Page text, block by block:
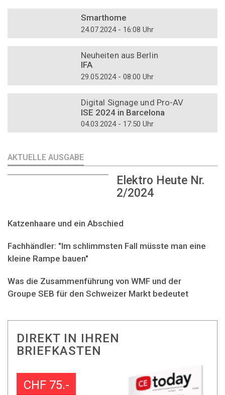
Smarthome
24.07.2024 - 16:08 Uhr
Neuheiten aus Berlin
IFA
29.05.2024 - 08:00 Uhr
Digital Signage und Pro-AV
ISE 2024 in Barcelona
04.03.2024 - 17:50 Uhr
AKTUELLE AUSGABE
Elektro Heute Nr.
2/2024
Katzenhaare und ein Abschied
Fachhändler: "Im schlimmsten Fall müsste man eine
kleine Rampe bauen"
Was die Zusammenführung von WMF und der
Groupe SEB für den Schweizer Markt bedeutet
DIREKT IN IHREN
BRIEFKASTEN
CHF 75.-